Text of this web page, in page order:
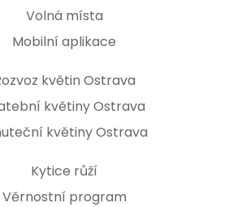
Volná místa
Mobilní aplikace
květin Ostrava
květiny Ostrava
květiny Ostrava
Kytice růží
Věrnostní program